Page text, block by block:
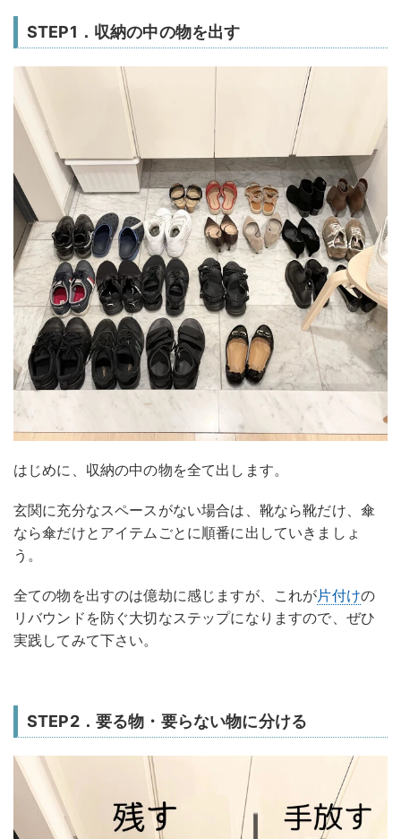
STEP1．収納の中の物を出す
はじめに、収納の中の物を全て出します。
玄関に充分なスペースがない場合は、靴なら靴だけ、傘
なら傘だけとアイテムごとに順番に出していきましょ
う。
全ての物を出すのは億劫に感じますが、これが片付けの
リバウンドを防ぐ大切なステップになりますので、ぜひ
実践してみて下さい。
STEP2．要る物・要らない物に分ける